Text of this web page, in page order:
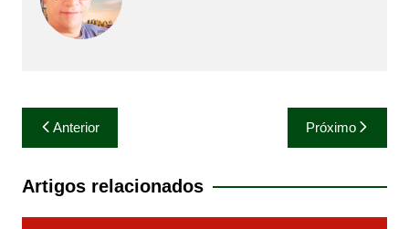
Navegação
de
Post
Anterior Próximo
Artigos relacionados